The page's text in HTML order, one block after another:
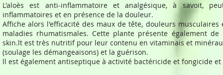
L'aloès est anti-inflammatoire et analgésique, à savoit,
inflammatoires et en présence de la douleur.
Affiche alors l'efficacité des maux de tête, douleurs
maladies rhumatismales. Cette plante présente également
skin.lt est très nutritif pour leur contenu en vitaminais et
(soulage les démangeaisons) et la guérison.
ll est également antiseptique à activité bactéricide et fongicide